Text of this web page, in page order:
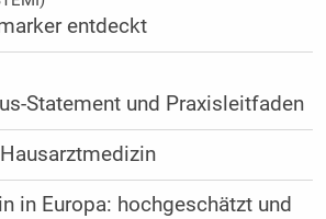
entdeckt
Statement und Praxisleitfaden
in Europa: hochgeschätzt und